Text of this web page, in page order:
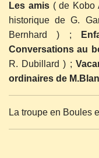
Les amis ( de Kobo
historique de G.
Bernhard ) ;
Conversations au
R. Dubillard ) ;
ordinaires de
La troupe en Boules